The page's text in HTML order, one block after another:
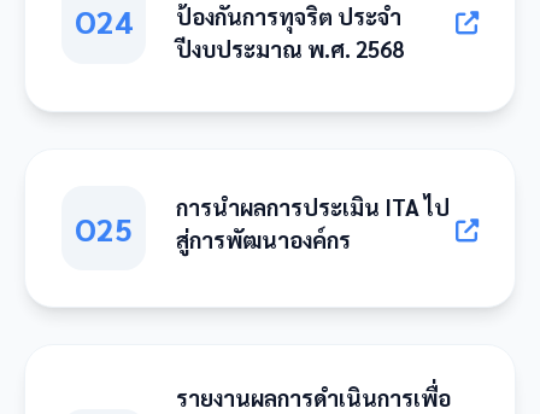
O24
ป้องกันการทุจริต ประจำ
ปีงบประมาณ พ.ศ. 2568
O25
การนำผลการประเมิน ITA ไป
สู่การพัฒนาองค์กร
รายงานผลการดำเนินการเพื่อ